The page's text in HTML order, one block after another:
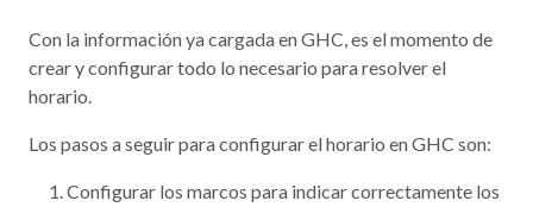
Con la información ya cargada en GHC, es el momento de
crear y configurar todo lo necesario para resolver el
horario.
Los pasos a seguir para configurar el horario en GHC son:
Configurar los marcos para indicar correctamente los